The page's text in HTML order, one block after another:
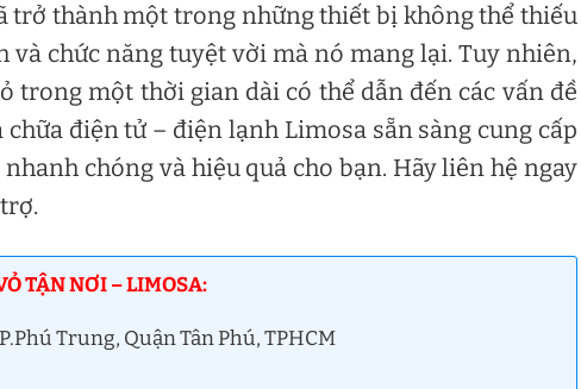
trở thành một trong những thiết bị không thể thiếu
chức năng tuyệt vời mà nó mang lại. Tuy nhiên,
trong một thời gian dài có thể dẫn đến các vấn đề
điện tử – điện lạnh Limosa sẵn sàng cung cấp
nhanh chóng và hiệu quả cho bạn. Hãy liên hệ ngay
TẬN NƠI – LIMOSA:
Trung, Quận Tân Phú, TPHCM